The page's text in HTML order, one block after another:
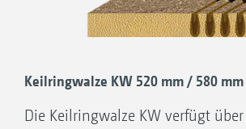
Keilringwalze KW 520 mm / 580
Die Keilringwalze KW verfügt